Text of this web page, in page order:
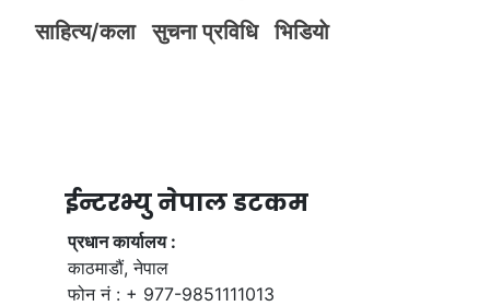
साहित्य/कला
सुचना प्रविधि भिडियाे
ईन्टरभ्यु नेपाल डटकम
प्रधान कार्यालय :
काठमाडौं, नेपाल
फोन नं : + 977-9851111013